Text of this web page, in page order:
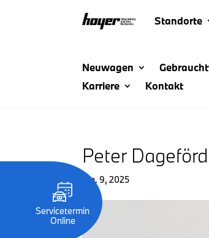
Standorte
Neuwagen
Karriere
Kontakt
Servicetermin
Online
Peter
Jan. 9, 2025